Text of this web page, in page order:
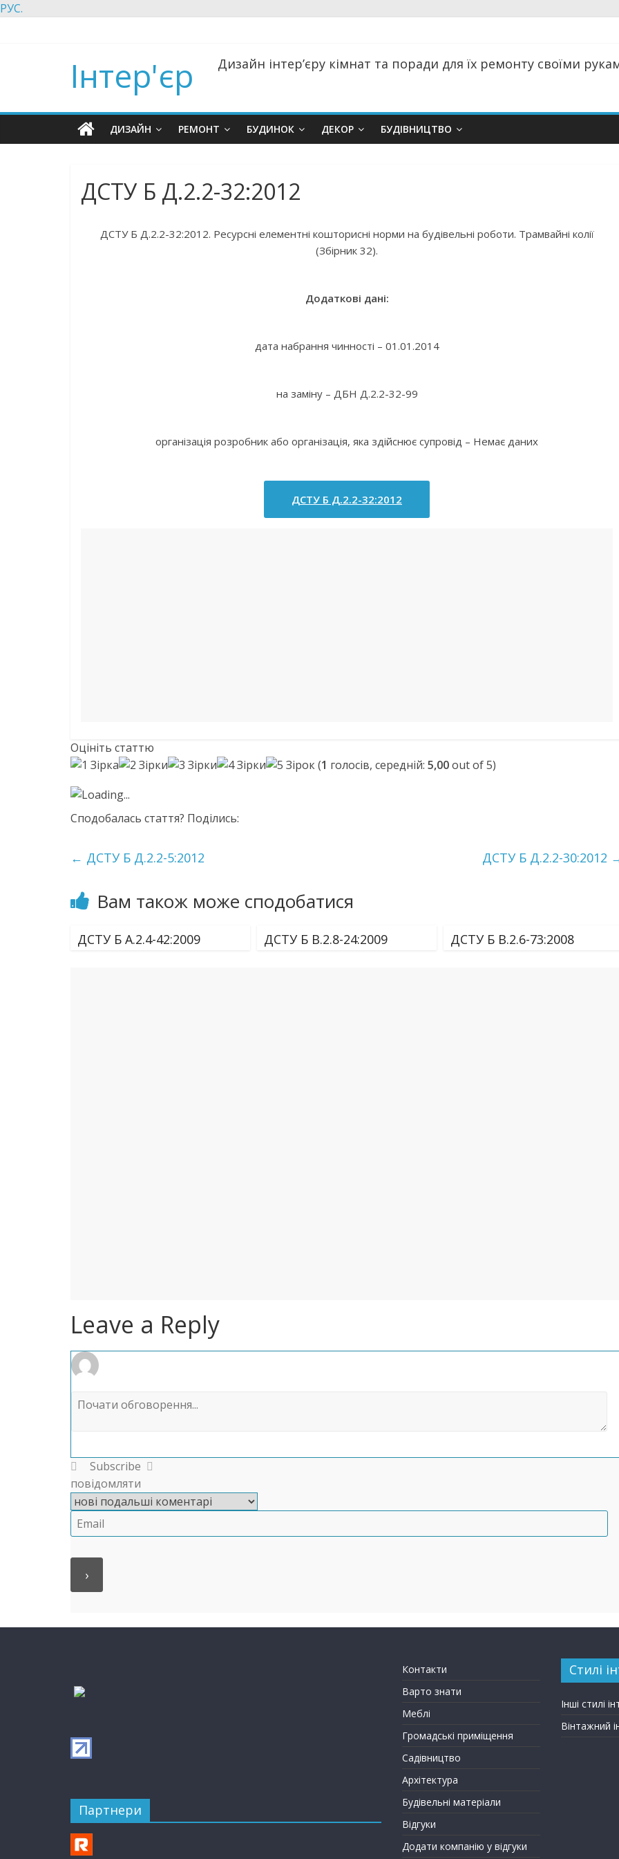
РУС.
Інтер'єр Дизайн інтер’єру кімнат та поради для їх ремонту своїми
ДИЗАЙН РЕМОНТ БУДИНОК ДЕКОР БУДІВНИЦТВО
ДСТУ Б Д.2.2-32:2012
ДСТУ Б Д.2.2-32:2012. Ресурсні елементні кошторисні норми на будівельні роботи. Трамвайні колії
(Збірник 32).
Додаткові дані:
дата набрання чинності – 01.01.2014
на заміну – ДБН Д.2.2-32-99
організація розробник або організація, яка здійснює супровід – Немає даних
ДСТУ Б Д.2.2-32:2012
Оцініть статтю
(1 голосів, середній: 5,00out of 5)
Loading...
Сподобалась стаття? Поділись:
← ДСТУ Б Д.2.2-5:2012 ДСТУ Б Д.2.2-30:2012
Вам також може сподобатися
ДСТУ Б А.2.4-42:2009 ДСТУ Б В.2.8-24:2009 ДСТУ Б В.2.6-73:2008
Leave a Reply
Subscribe
повідомляти
Партнери
Контакти
Варто знати
Меблі
Громадські приміщення
Садівництво
Архітектура
Будівельні матеріали
Відгуки
Додати компанію у відгуки
Стилі
Інші стилі
Вінтажний